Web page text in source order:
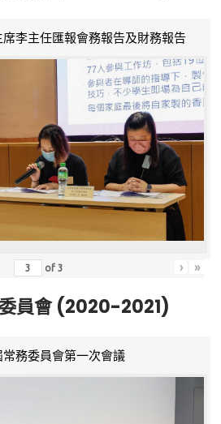
李主任匯報會務報告及財務報告
of3 › »
員會 (2020-2021)
常務委員會第一次會議